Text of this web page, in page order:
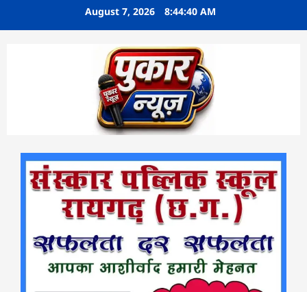
August 7, 2026 8:44:41 AM